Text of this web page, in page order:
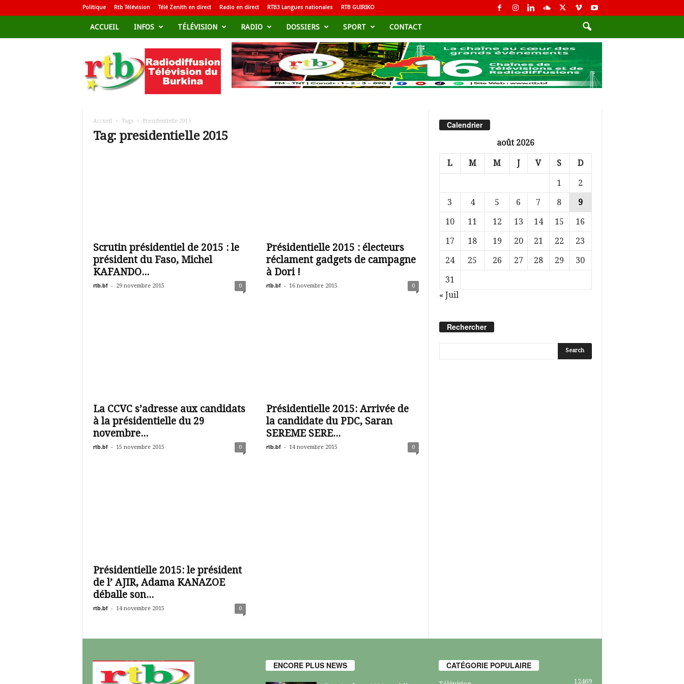
Politique Rtb Télévision Télé Zenith en direct Radio en direct RTB3 Langues nationales RTB GUIRIKO
ACCUEIL INFOS TÉLÉVISION RADIO DOSSIERS SPORT CONTACT
d
i
Accueil Tags Presidentielle 2015
Tag: presidentielle 2015
Scrutin présidentiel de 2015 : le
président du Faso, Michel
KAFANDO...
rtb.bf - 29 novembre 2015 0
Présidentielle 2015 : électeurs
réclament gadgets de campagne
à Dori !
rtb.bf - 16 novembre 2015 0
La CCVC s’adresse aux candidats
à la présidentielle du 29
novembre...
rtb.bf - 15 novembre 2015 0
Présidentielle 2015: Arrivée de
la candidate du PDC, Saran
SEREME SERE...
rtb.bf - 14 novembre 2015 0
Présidentielle 2015: le président
de l’ AJIR, Adama KANAZOE
déballe son...
rtb.bf - 14 novembre 2015 0
Calendrier
août 2026
L M M J V S D
1
2
3
4 5 6 7 8
9
10
11 12 13 14 15
16
17
18 19 20 21 22
23
24
25 26 27 28 29
30
31
« Juil
Rechercher
ENCORE PLUS NEWS CATÉGORIE POPULAIRE
12469